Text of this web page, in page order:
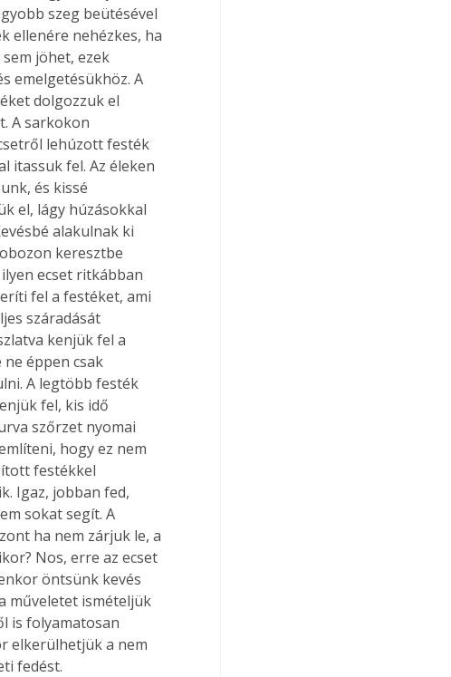
szeg beütésével
ellenére nehézkes, ha
jöhet, ezek
emelgetésükhöz. A
dolgozzuk el
A sarkokon
lehúzott festék
itassuk fel. Az éleken
és kissé
el, lágy húzásokkal
alakulnak ki
keresztbe
ecset ritkábban
fel a festéket, ami
száradását
kenjük fel a
éppen csak
A legtöbb festék
fel, kis idő
szőrzet nyomai
hogy ez nem
festékkel
Igaz, jobban fed,
sokat segít. A
ha nem zárjuk le, a
Nos, erre az ecset
öntsünk kevés
műveletet ismételjük
is folyamatosan
elkerülhetjük a nem
fedést.